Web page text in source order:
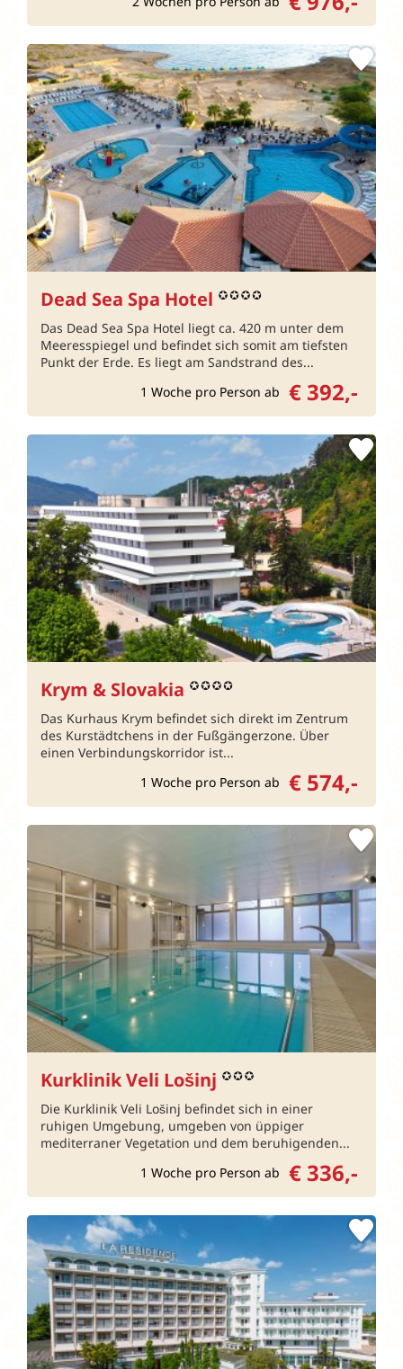
Dead Sea Spa Hotel
Das Dead Sea Spa Hotel liegt ca. 420 m unter dem
Meeresspiegel und befindet sich somit am tiefsten
Punkt der Erde. Es liegt am Sandstrand des...
1 Woche pro Person ab € 392,-
Krym & Slovakia
Das Kurhaus Krym befindet sich direkt im Zentrum
des Kurstädtchens in der Fußgängerzone. Über
einen Verbindungskorridor ist...
1 Woche pro Person ab € 574,-
Kurklinik Veli Lošinj
Die Kurklinik Veli Lošinj befindet sich in einer
ruhigen Umgebung, umgeben von üppiger
mediterraner Vegetation und dem beruhigenden...
1 Woche pro Person ab € 336,-